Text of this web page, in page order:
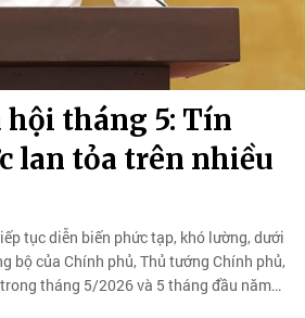
tháng 5: Tín
lan tỏa trên nhiều
tục diễn biến phức tạp, khó lường, dưới
bộ của Chính phủ, Thủ tướng Chính phủ,
tháng 5/2026 và 5 tháng đầu năm
quả tích cực.